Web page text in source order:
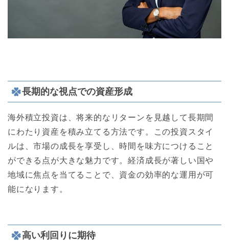
長期的な視点での資産形成
海外積立投資は、将来的なリターンを見越して長期間
にわたり資産を積み立てる方法です。この投資スタイ
ルは、市場の成長を享受し、時間を味方につけること
ができる点が大きな魅力です。経済成長が著しい国や
地域に焦点を当てることで、資金の効率的な運用が可
能になります。
高い利回りに期待